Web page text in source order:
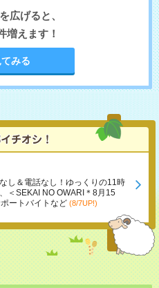
広げると、
増えます！
てみる
し＆電話なし！ゆっくりの11時
＜SEKAI NO OWARI＊8月15
ートバイトなど (8/7UP!)